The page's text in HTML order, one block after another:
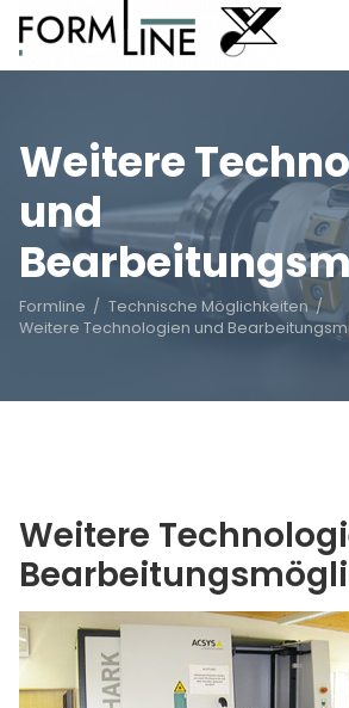
überspringen
Unternehmen
Angebot / Leistungen
Technische Möglichkeiten
Kontakt
GESCHÄFTSZEITEN
Mo - Fr: 07:00 - 16:00 Uhr
KONTAKT
Weitere
und
Formline
Technische Möglichkeiten
Weitere Technologien und
Weitere